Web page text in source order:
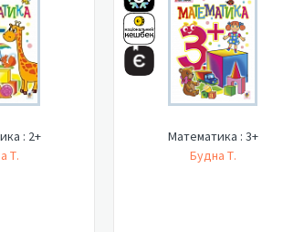
: 2+
Т.
Математика : 3+
Будна Т.